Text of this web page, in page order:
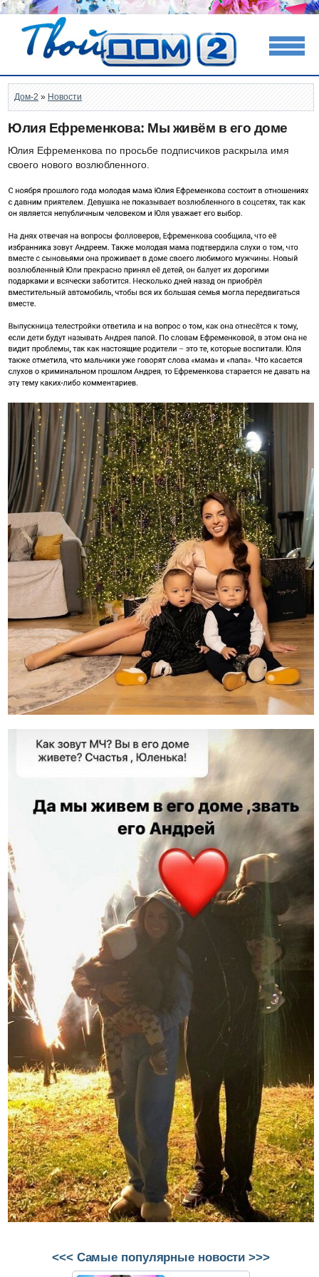
Дом-2 » Новости
Юлия Ефременкова: Мы живём в его доме
Юлия Ефременкова по просьбе подписчиков раскрыла имя
своего нового возлюбленного.
<<< Самые популярные новости >>>